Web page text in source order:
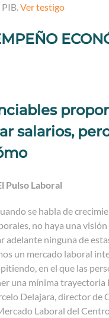
Ver testigo
salarios,
Pulso Laboral
se habla de
no haya una
adelante ninguna de
un mercado laboral
en el que las
una mínima trayectoria
Delajara, director de
Laboral del